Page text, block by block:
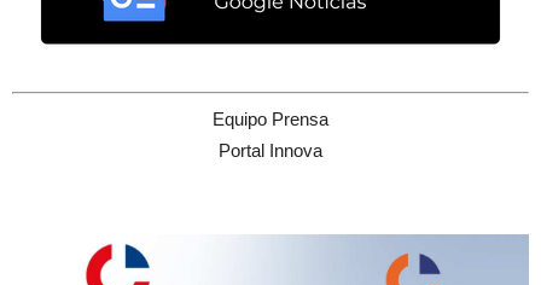
Equipo Prensa
Portal Innova